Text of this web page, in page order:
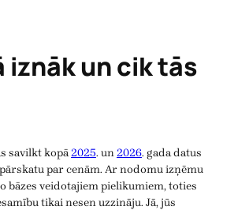
iznāk un cik tās
savilkt kopā2025. un2026. gada datus
par cenām. Ar nodomu izņēmu
bāzes veidotajiem pielikumiem, toties
tikai nesen uzzināju. Jā, jūs